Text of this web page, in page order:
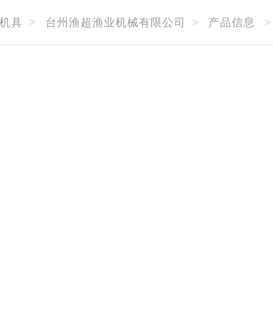
具 > 台州渔超渔业机械有限公司 > 产品信息 >